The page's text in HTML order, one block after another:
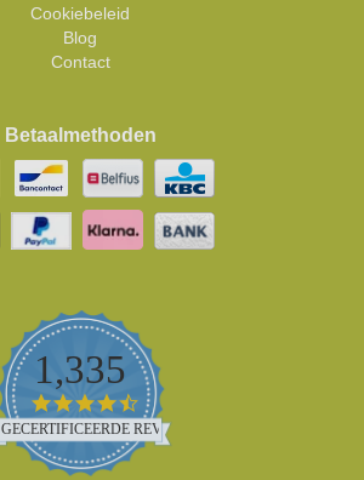
Cookiebeleid
Blog
Contact
Betaalmethoden
1,335
4.5
star
rating
GECERTIFICEERDE REVIEWS